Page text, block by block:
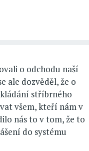
o odchodu naší
ale dozvěděl, že o
stříbrného
všem, kteří nám v
nás to v tom, že to
do systému